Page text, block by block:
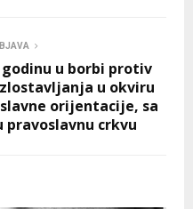
godinu u borbi protiv
u okviru
orijentacije, sa
pravoslavnu crkvu